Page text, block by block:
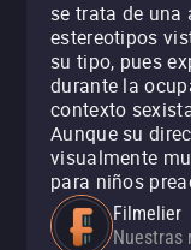
se trata de una
estereotipos
su tipo, pues
durante la
contexto
Aunque su
visualmente
para niños
Filmelier
Nuestras